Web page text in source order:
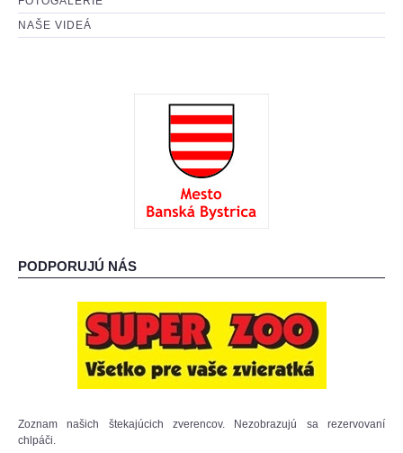
NAŠE VIDEÁ
PODPORUJÚ NÁS
Zoznam našich štekajúcich zverencov. Nezobrazujú sa rezervovaní
chlpáči.